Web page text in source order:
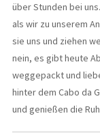
über Stunden bei
als wir zu unserem
sie uns und ziehen
nein, es gibt heute
weggepackt und
hinter dem Cabo da
und genießen die